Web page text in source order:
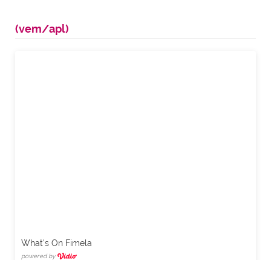
(vem/apl)
What's On Fimela
powered by